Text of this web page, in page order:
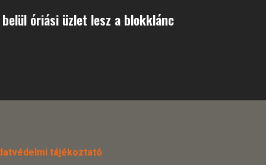
belül óriási üzlet lesz a blokklánc
tájékoztató